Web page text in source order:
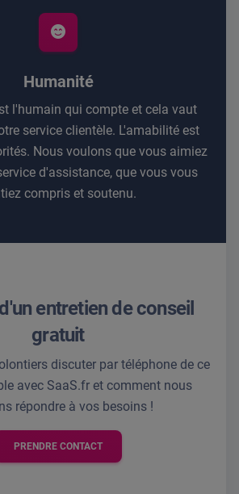
Humanité
l'humain qui compte et cela vaut
service clientèle. L'amabilité est
Nous voulons que vous aimiez
d'assistance, que vous vous
compris et soutenu.
entretien de conseil
gratuit
discuter par téléphone de ce
avec SaaS.fr et comment nous
répondre à vos besoins !
PRENDRE CONTACT